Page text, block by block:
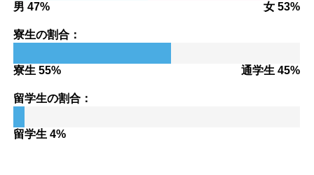
男 47% 女 53%
寮生の割合：
寮生 55% 通学生 45%
留学生の割合：
留学生 4%